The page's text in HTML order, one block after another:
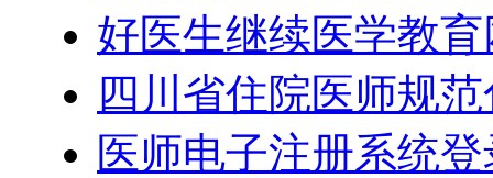
好医生继续医学教育
四川省住院医师规
医师电子注册系统